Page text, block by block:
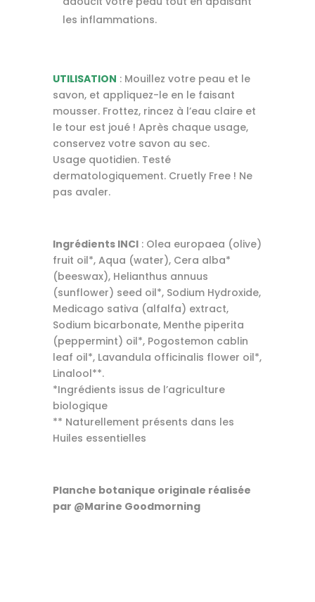
les inflammations.
UTILISATION : Mouillez votre peau et le
savon, et appliquez-le en le faisant
mousser. Frottez, rincez à l’eau claire et
le tour est joué ! Après chaque usage,
conservez votre savon au sec.
Usage quotidien. Testé
dermatologiquement. Cruetly Free ! Ne
pas avaler.
Ingrédients INCI: Olea europaea (olive)
fruit oil*, Aqua (water), Cera alba*
(beeswax), Helianthus annuus
(sunflower) seed oil*, Sodium Hydroxide,
Medicago sativa (alfalfa) extract,
Sodium bicarbonate, Menthe piperita
(peppermint) oil*, Pogostemon cablin
leaf oil*, Lavandula officinalis flower oil*,
Linalool**.
*Ingrédients issus de l’agriculture
biologique
** Naturellement présents dans les
Huiles essentielles
Planche botanique originale réalisée
par @Marine Goodmorning